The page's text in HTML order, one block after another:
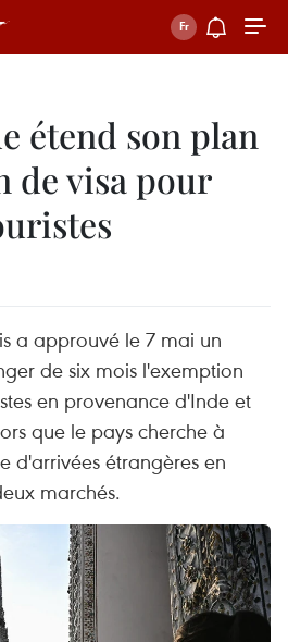
étend son plan
de visa pour
a approuvé le 7 mai un
de six mois l'exemption
en provenance d'Inde et
que le pays cherche à
d'arrivées étrangères en
marchés.